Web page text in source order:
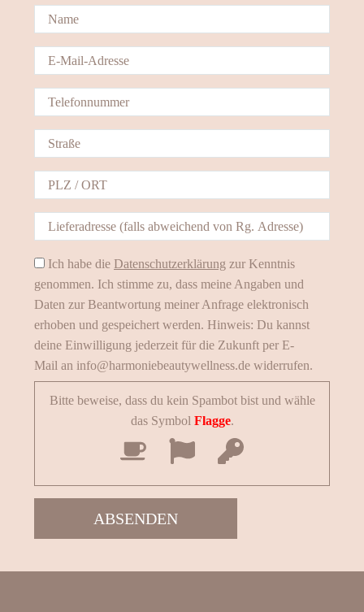
Ich habe die Datenschutzerklärung zur Kenntnis
genommen. Ich stimme zu, dass meine Angaben und
Daten zur Beantwortung meiner Anfrage elektronisch
erhoben und gespeichert werden. Hinweis: Du kannst
deine Einwilligung jederzeit für die Zukunft per E-
Mail an info@harmoniebeautywellness.de widerrufen.
Bitte beweise, dass du kein Spambot bist und wähle
das Symbol Flagge.